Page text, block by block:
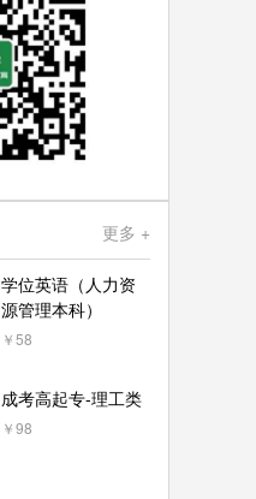
更多 +
学位英语（人力资
源管理本科）
￥58
成考高起专-理工类
￥98